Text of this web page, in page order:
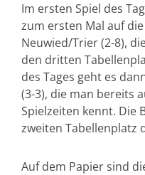
Im ersten Spiel des
zum ersten Mal auf
Neuwied/Trier (2-8),
den dritten
des Tages geht es
(3-3), die man bereits
Spielzeiten kennt. Die
zweiten Tabellenplatz
Auf dem Papier sind